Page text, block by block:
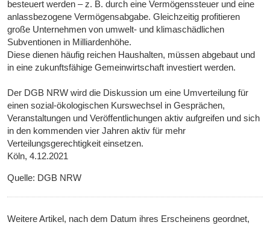
besteuert werden – z. B. durch eine Vermögenssteuer und eine
anlassbezogene Vermögensabgabe. Gleichzeitig profitieren
große Unternehmen von umwelt- und klimaschädlichen
Subventionen in Milliardenhöhe.
Diese dienen häufig reichen Haushalten, müssen abgebaut und
in eine zukunftsfähige Gemeinwirtschaft investiert werden.
Der DGB NRW wird die Diskussion um eine Umverteilung für
einen sozial-ökologischen Kurswechsel in Gesprächen,
Veranstaltungen und Veröffentlichungen aktiv aufgreifen und sich
in den kommenden vier Jahren aktiv für mehr
Verteilungsgerechtigkeit einsetzen.
Köln, 4.12.2021
Quelle: DGB NRW
Weitere Artikel, nach dem Datum ihres Erscheinens geordnet,